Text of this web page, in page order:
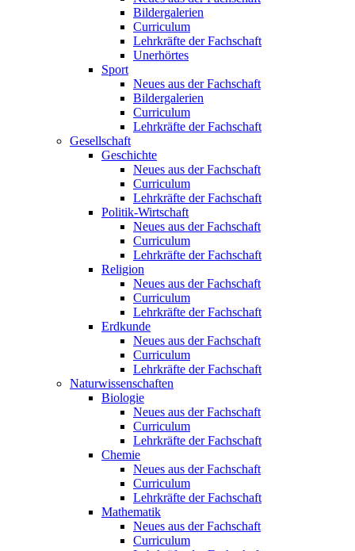
Bildergalerien
Curriculum
Lehrkräfte der Fachschaft
Unerhörtes
Sport
Neues aus der Fachschaft
Bildergalerien
Curriculum
Lehrkräfte der Fachschaft
Gesellschaft
Geschichte
Neues aus der Fachschaft
Curriculum
Lehrkräfte der Fachschaft
Politik-Wirtschaft
Neues aus der Fachschaft
Curriculum
Lehrkräfte der Fachschaft
Religion
Neues aus der Fachschaft
Curriculum
Lehrkräfte der Fachschaft
Erdkunde
Neues aus der Fachschaft
Curriculum
Lehrkräfte der Fachschaft
Naturwissenschaften
Biologie
Neues aus der Fachschaft
Curriculum
Lehrkräfte der Fachschaft
Chemie
Neues aus der Fachschaft
Curriculum
Lehrkräfte der Fachschaft
Mathematik
Neues aus der Fachschaft
Curriculum